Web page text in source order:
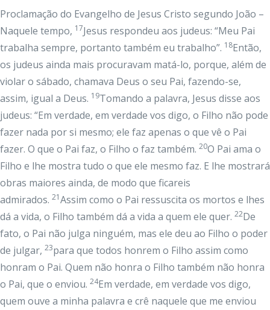
Proclamação do Evangelho de Jesus Cristo segundo João –
Naquele tempo, 17Jesus respondeu aos judeus: “Meu Pai
trabalha sempre, portanto também eu trabalho”. 18Então,
os judeus ainda mais procuravam matá-lo, porque, além de
violar o sábado, chamava Deus o seu Pai, fazendo-se,
assim, igual a Deus. 19Tomando a palavra, Jesus disse aos
judeus: “Em verdade, em verdade vos digo, o Filho não pode
fazer nada por si mesmo; ele faz apenas o que vê o Pai
fazer. O que o Pai faz, o Filho o faz também. 20O Pai ama o
Filho e lhe mostra tudo o que ele mesmo faz. E lhe mostrará
obras maiores ainda, de modo que ficareis
admirados. 21Assim como o Pai ressuscita os mortos e lhes
dá a vida, o Filho também dá a vida a quem ele quer. 22De
fato, o Pai não julga ninguém, mas ele deu ao Filho o poder
de julgar, 23para que todos honrem o Filho assim como
honram o Pai. Quem não honra o Filho também não honra
o Pai, que o enviou. 24Em verdade, em verdade vos digo,
quem ouve a minha palavra e crê naquele que me enviou